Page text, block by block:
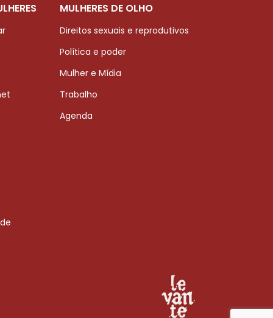
MULHERES DE OLHO
Direitos sexuais e reprodutivos
Política e poder
Mulher e Mídia
Trabalho
Agenda